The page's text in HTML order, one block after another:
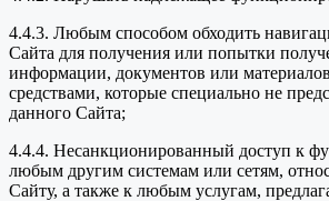
4.4.3. Любым способом обходить
Сайта для получения или попытки
информации, документов или
средствами, которые специально не
данного Сайта;
4.4.4. Несанкционированный доступ к
любым другим системам или сетям,
Сайту, а также к любым услугам,